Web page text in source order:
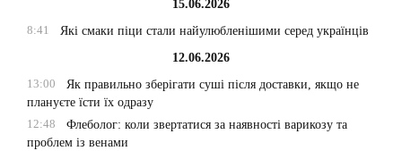
15.06.2026
8:41
Які смаки піци стали найулюбленішими серед українців
12.06.2026
13:00
Як правильно зберігати суші після доставки, якщо не
плануєте їсти їх одразу
12:48
Флеболог: коли звертатися за наявності варикозу та
проблем із венами